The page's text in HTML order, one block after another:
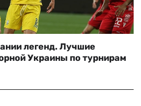
легенд. Лучшие
Украины по турнирам